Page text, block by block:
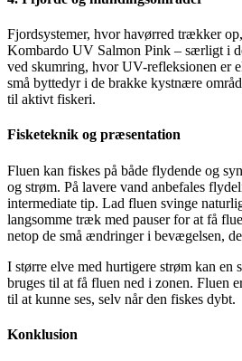
Fjordsystemer, hvor havørred trækker
Kombardo UV Salmon Pink – særligt i
ved skumring, hvor UV-refleksionen er
små byttedyr i de brakke kystnære
til aktivt fiskeri.
Fisketeknik og præsentation
Fluen kan fiskes på både flydende og
og strøm. På lavere vand anbefales
intermediate tip. Lad fluen svinge
langsomme træk med pauser for at få
netop de små ændringer i bevægelsen,
I større elve med hurtigere strøm kan en
bruges til at få fluen ned i zonen. Fluen
til at kunne ses, selv når den fiskes dybt.
Konklusion